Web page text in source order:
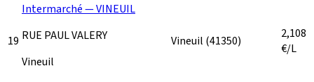
19
Intermarché — VINEUIL
RUE PAUL VALERY
Vineuil
Vineuil (41350)
2,108
€/L